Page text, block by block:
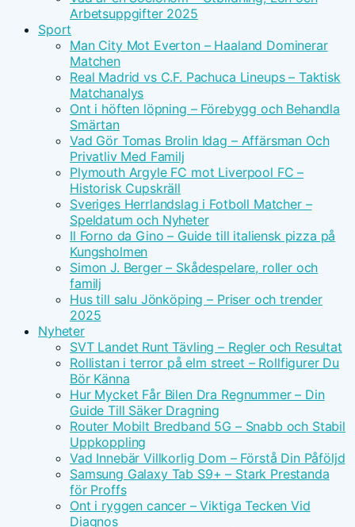
Arbetsuppgifter 2025
Sport
Man City Mot Everton – Haaland Dominerar
Matchen
Real Madrid vs C.F. Pachuca Lineups – Taktisk
Matchanalys
Ont i höften löpning – Förebygg och Behandla
Smärtan
Vad Gör Tomas Brolin Idag – Affärsman Och
Privatliv Med Familj
Plymouth Argyle FC mot Liverpool FC –
Historisk Cupskräll
Sveriges Herrlandslag i Fotboll Matcher –
Speldatum och Nyheter
Il Forno da Gino – Guide till italiensk pizza på
Kungsholmen
Simon J. Berger – Skådespelare, roller och
familj
Hus till salu Jönköping – Priser och trender
2025
Nyheter
SVT Landet Runt Tävling – Regler och Resultat
Rollistan i terror på elm street – Rollfigurer Du
Bör Känna
Hur Mycket Får Bilen Dra Regnummer – Din
Guide Till Säker Dragning
Router Mobilt Bredband 5G – Snabb och Stabil
Uppkoppling
Vad Innebär Villkorlig Dom – Förstå Din Påföljd
Samsung Galaxy Tab S9+ – Stark Prestanda
för Proffs
Ont i ryggen cancer – Viktiga Tecken Vid
Diagnos